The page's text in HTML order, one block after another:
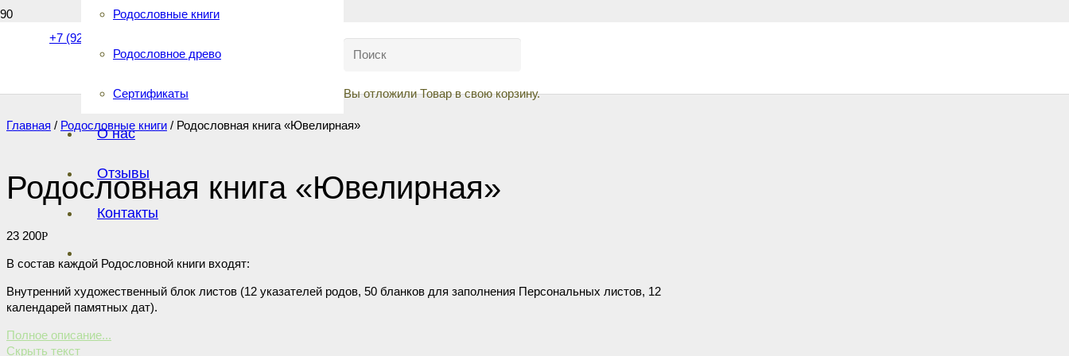
+7 (921) 40-40-555
Родословные книги
Родословное древо
Сертификаты
О нас
Отзывы
Контакты
Вы отложилиТоварв свою корзину.
Главная / Родословные книги / Родословная книга «Ювелирная»
Родословная книга «Ювелирная»
23 200Р
В состав каждой Родословной книги входят:
Внутренний художественный блок листов (12 указателей родов, 50 бланков для заполнения Персональных листов, 12
календарей памятных дат).
Удобный кольцевой механизм для изменения и добавления листов.
Полное описание...
Скрыть текст